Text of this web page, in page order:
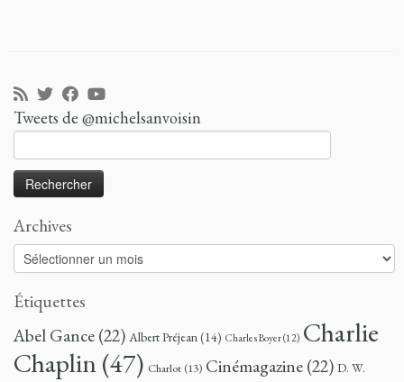
Tweets de @michelsanvoisin
Archives
Archives
Étiquettes
Abel Gance(22) Albert Préjean(14) Charles Boyer(12) Charlie
Chaplin(47) Charlot (13) Cinémagazine(22) D. W.